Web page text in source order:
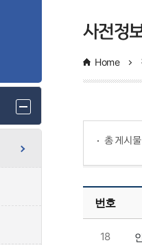
사전정
Home
총 게시물
안마시술소 현황 목록으로 번호, 제목, 작성자, 조회수, 등록일, 첨부파일로 정보를 제공하고 있습니다.
번호
18